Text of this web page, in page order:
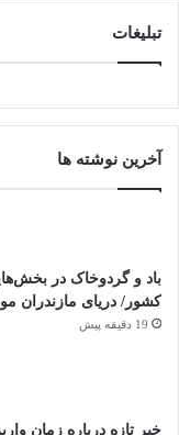
تبلیغات
آخرین نوشته ها
باد و گردوخاک در
کشور/ دریای مازندران
19 دقیقه پیش
خبر تازه درباره زمان